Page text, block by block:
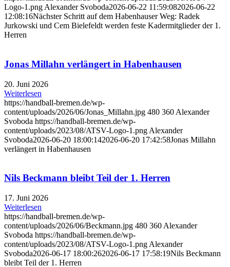
Logo-1.png Alexander Svoboda2026-06-22 11:59:082026-06-22
12:08:16Nächster Schritt auf dem Habenhauser Weg: Radek
Jurkowski und Cem Bielefeldt werden feste Kadermitglieder der 1.
Herren
Jonas Millahn verlängert in Habenhausen
20. Juni 2026
Weiterlesen
https://handball-bremen.de/wp-
content/uploads/2026/06/Jonas_Millahn.jpg 480 360 Alexander
Svoboda https://handball-bremen.de/wp-
content/uploads/2023/08/ATSV-Logo-1.png Alexander
Svoboda2026-06-20 18:00:142026-06-20 17:42:58Jonas Millahn
verlängert in Habenhausen
Nils Beckmann bleibt Teil der 1. Herren
17. Juni 2026
Weiterlesen
https://handball-bremen.de/wp-
content/uploads/2026/06/Beckmann.jpg 480 360 Alexander
Svoboda https://handball-bremen.de/wp-
content/uploads/2023/08/ATSV-Logo-1.png Alexander
Svoboda2026-06-17 18:00:262026-06-17 17:58:19Nils Beckmann
bleibt Teil der 1. Herren